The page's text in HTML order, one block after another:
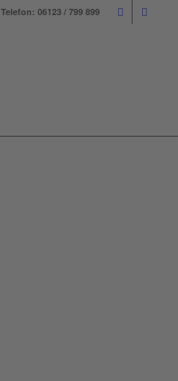
Telefon: 06123 / 799 899